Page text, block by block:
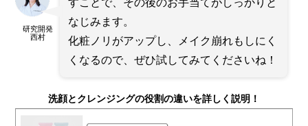
研究開発
西村
なじみます。
化粧ノリがアップし、メイク崩れもしにく
くなるので、ぜひ試してみてくださいね！
洗顔とクレンジングの役割の違いを詳しく説明！